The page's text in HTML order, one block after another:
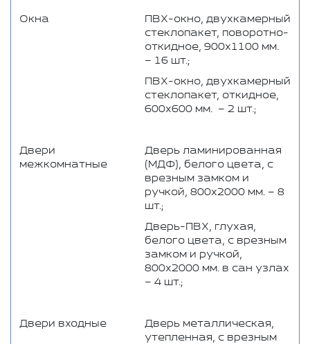
Окна
ПВХ-окно, двухкамерный
стеклопакет, поворотно-
откидное, 900х1100 мм.
– 16 шт.;
ПВХ-окно, двухкамерный
стеклопакет, откидное,
600х600 мм. – 2 шт.;
Двери
межкомнатные
Дверь ламинированная
(МДФ), белого цвета, с
врезным замком и
ручкой, 800х2000 мм. – 8
шт.;
Дверь-ПВХ, глухая,
белого цвета, с врезным
замком и ручкой,
800х2000 мм. в сан узлах
– 4 шт.;
Двери входные
Дверь металлическая,
утепленная, с врезным